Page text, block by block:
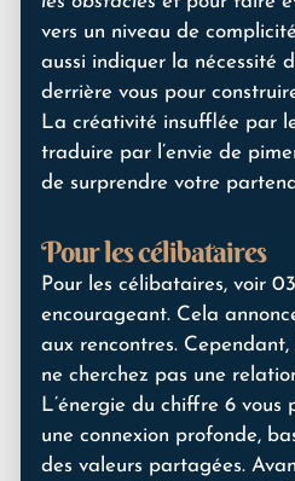
vers un niveau de
aussi indiquer la nécessité
derrière vous pour
La créativité insufflée par
traduire par l’envie de
de surprendre votre
Pour les célibataires
Pour les célibataires, voir
encourageant. Cela
aux rencontres.
ne cherchez pas une
L’énergie du chiffre 6 vous
une connexion profonde,
des valeurs partagées.